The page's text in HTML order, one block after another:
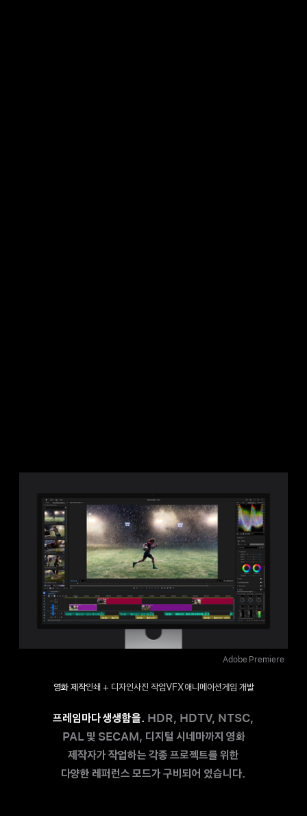
영화 제작인쇄 + 디자인사진 작업VFX애니메이션게임 개발
Adobe Premiere
프레임마다 생생함을. HDR, HDTV, NTSC,
PAL 및 SECAM, 디지털 시네마까지 영화
제작자가 작업하는 각종 프로젝트를 위한
다양한 레퍼런스 모드가 구비되어 있습니다.
Adobe InDesign
Capture One
Autodesk Flame
Houdini + Maxon Redshift
Unity Editor